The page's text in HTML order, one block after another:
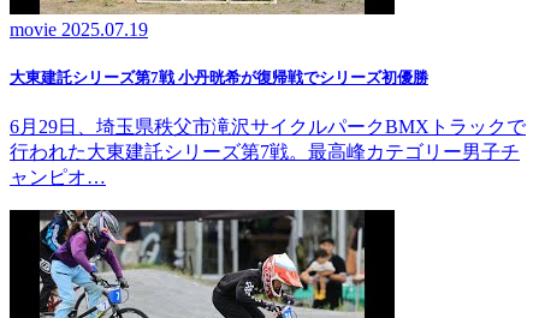
movie 2025.07.19
大東建託シリーズ第7戦 ⼩丹晄希が復帰戦でシリーズ初優勝
6月29日、埼玉県秩父市滝沢サイクルパークBMXトラックで
行われた大東建託シリーズ第7戦。最高峰カテゴリー男子チ
ャンピオ…